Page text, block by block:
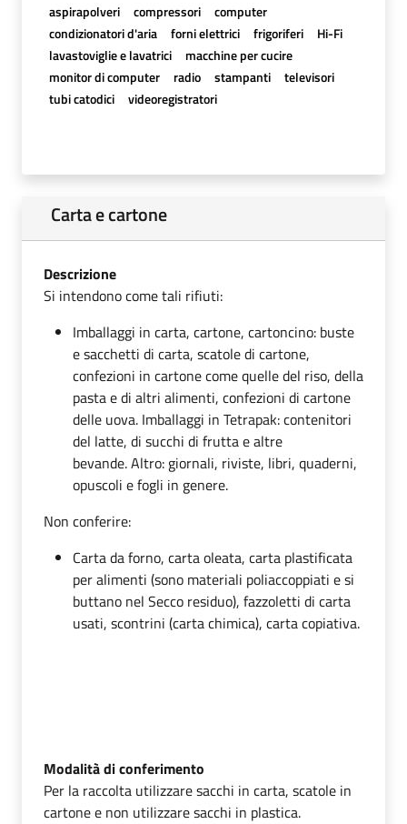
aspirapolveri compressori
computer
condizionatori d'aria
forni elettrici frigoriferi
Hi-Fi
lavastoviglie e lavatrici
macchine per cucire
monitor di computer
radio stampanti
televisori
tubi catodici
videoregistratori
Carta e cartone
Descrizione
Si intendono come tali rifiuti:
Imballaggi in carta, cartone, cartoncino: buste
e sacchetti di carta, scatole di cartone,
confezioni in cartone come quelle del riso, della
pasta e di altri alimenti, confezioni di cartone
delle uova. Imballaggi in Tetrapak: contenitori
del latte, di succhi di frutta e altre
bevande. Altro: giornali, riviste, libri, quaderni,
opuscoli e fogli in genere.
Non conferire:
Carta da forno, carta oleata, carta plastificata
per alimenti (sono materiali poliaccoppiati e si
buttano nel Secco residuo), fazzoletti di carta
usati, scontrini (carta chimica), carta copiativa.
Modalità di conferimento
Per la raccolta utilizzare sacchi in carta, scatole in
cartone e non utilizzare sacchi in plastica.